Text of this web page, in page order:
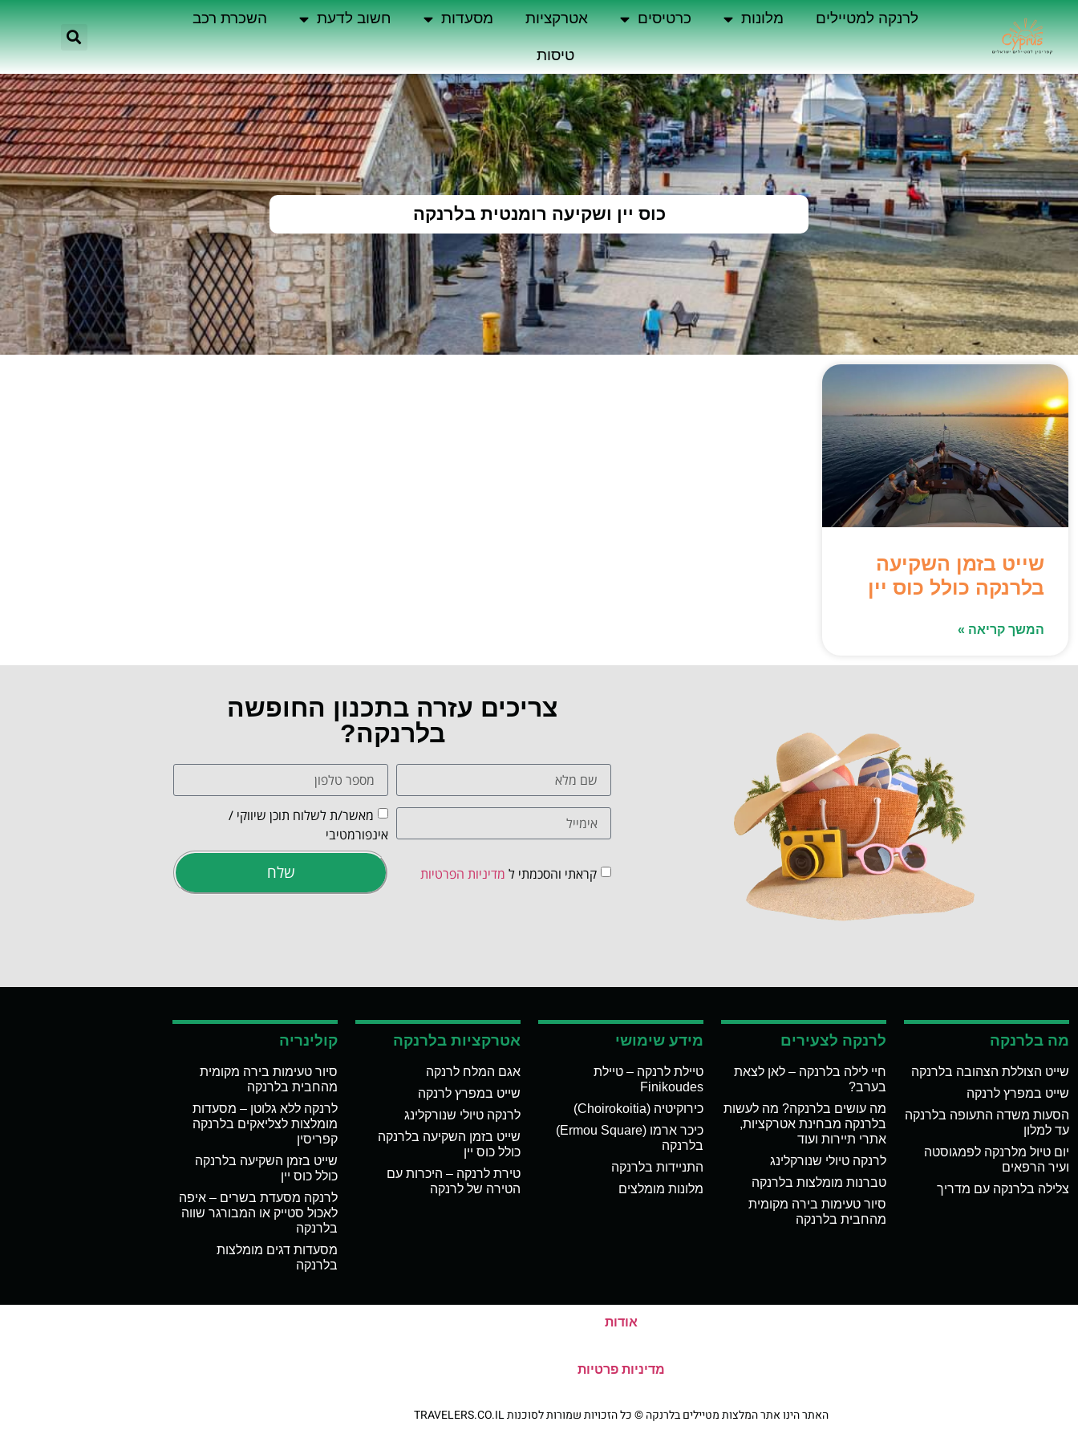
לרנקה למטיילים מלונות כרטיסים אטרקציות מסעדות חשוב לדעת השכרת רכב
טיסות
כוס יין ושקיעה רומנטית בלרנקה
שייט בזמן השקיעה
בלרנקה כולל כוס יין
המשך קריאה »
צריכים עזרה בתכנון החופשה
בלרנקה?
מאשר/ת לשלוח תוכן שיווקי /
אינפורמטיבי
קראתי והסכמתי ל מדיניות הפרטיות שלח
מה בלרנקה
שייט הצוללת הצהובה בלרנקה
שייט במפרץ לרנקה
הסעות משדה התעופה בלרנקה
עד למלון
יום טיול מלרנקה לפמגוסטה
ועיר הרפאים
צלילה בלרנקה עם מדריך
לרנקה לצעירים
חיי לילה בלרנקה – לאן לצאת
בערב?
מה עושים בלרנקה? מה לעשות
בלרנקה מבחינת אטרקציות,
אתרי תיירות ועוד
לרנקה טיולי שנורקלינג
טברנות מומלצות בלרנקה
סיור טעימות בירה מקומית
מהחבית בלרנקה
מידע שימושי
טיילת לרנקה – טיילת
Finikoudes
כירוקיטיה (Choirokoitia)
כיכר ארמו (Ermou Square)
בלרנקה
התניידות בלרנקה
מלונות מומלצים
אטרקציות בלרנקה
אגם המלח לרנקה
שייט במפרץ לרנקה
לרנקה טיולי שנורקלינג
שייט בזמן השקיעה בלרנקה
כולל כוס יין
טירת לרנקה – היכרות עם
הטירה של לרנקה
קולינריה
סיור טעימות בירה מקומית
מהחבית בלרנקה
לרנקה ללא גלוטן – מסעדות
מומלצות לצליאקים בלרנקה
קפריסין
שייט בזמן השקיעה בלרנקה
כולל כוס יין
לרנקה מסעדת בשרים – איפה
לאכול סטייק או המבורגר שווה
בלרנקה
מסעדות דגים מומלצות
בלרנקה
אודות
מדיניות פרטיות
האתר הינו אתר המלצות מטיילים בלרנקה © כל הזכויות שמורות לסוכנות TRAVELERS.CO.IL